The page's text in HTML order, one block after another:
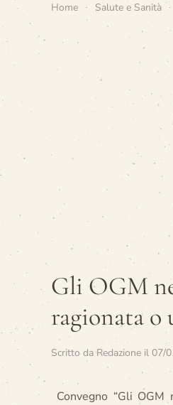
Home Salute e Sanità
Gli OGM
ragionata o
Scritto daRedazione il 07/
Convegno “Gli